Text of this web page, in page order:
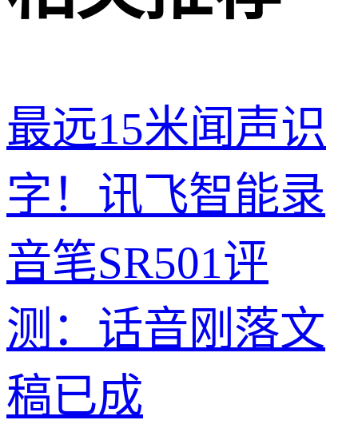
最远15米闻声识
字！讯飞智能录
音笔SR501评
测：话音刚落文
稿已成